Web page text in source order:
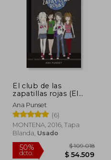
dcto.
El club de las
zapatillas rojas (El
Club de las Zapatillas
Rojas 1)
Ana Punset
(6)
MONTENA, 2016, Tapa
Blanda, Usado